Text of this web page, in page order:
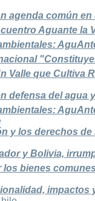
agenda común
Aguante la
Valle que Cultiva
defensa del agua
y los derechos de
y Bolivia,
bienes
impactos